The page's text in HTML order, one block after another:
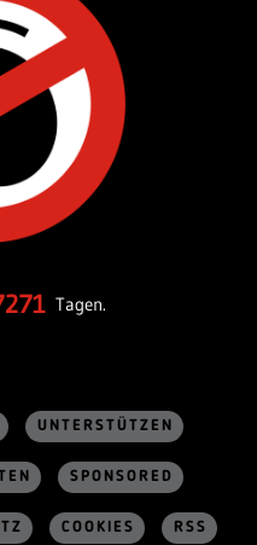
Tagen.
UNTERSTÜTZEN
SPONSORED
COOKIES RSS